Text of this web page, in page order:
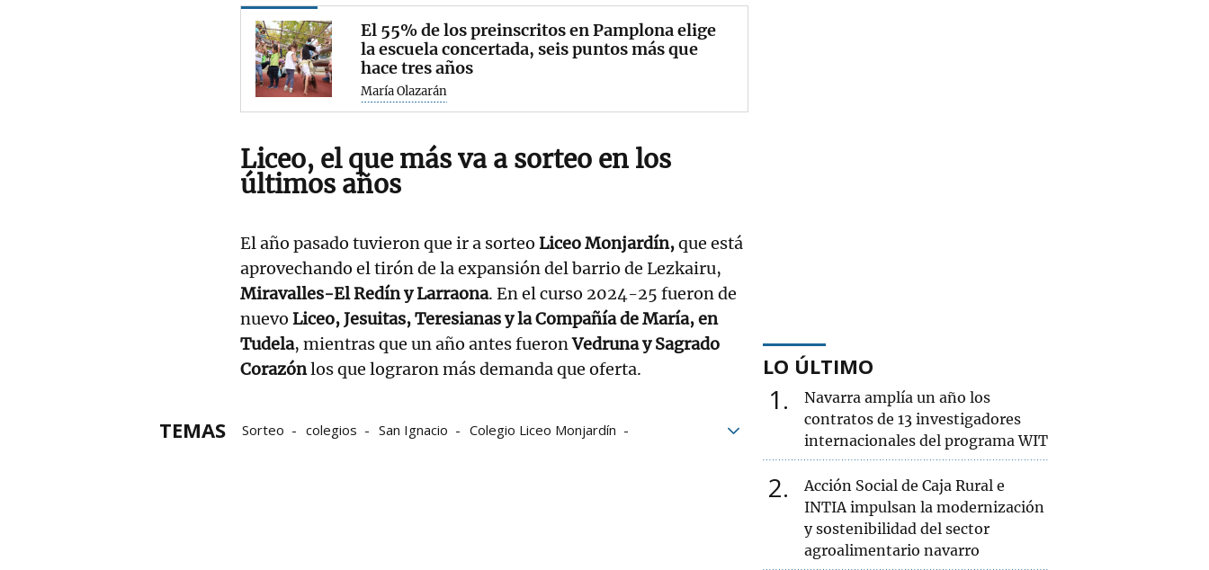
El 55% de los preinscritos en Pamplona elige
la escuela concertada, seis puntos más que
hace tres años
María Olazarán
Liceo, el que más va a sorteo en los
últimos años
El año pasado tuvieron que ir a sorteo Liceo Monjardín,que está
aprovechando el tirón de la expansión del barrio de Lezkairu,
Miravalles-El Redín y Larraona. En el curso 2024-25 fueron de
nuevo Liceo, Jesuitas, Teresianas y la Compañía de María, en
Tudela, mientras que un año antes fueronVedruna y Sagrado
Corazónlos que lograron más demanda que oferta.
TEMAS Sorteo colegios San Ignacio
Colegio Liceo Monjardín
LO ÚLTIMO
1
Navarra amplía un año los
contratos de 13 investigadores
internacionales del programa WIT
2
Acción Social de Caja Rural e
INTIA impulsan la modernización
y sostenibilidad del sector
agroalimentario navarro